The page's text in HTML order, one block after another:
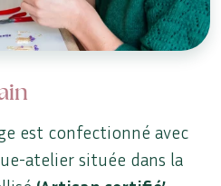
est confectionné avec
atelier située dans la